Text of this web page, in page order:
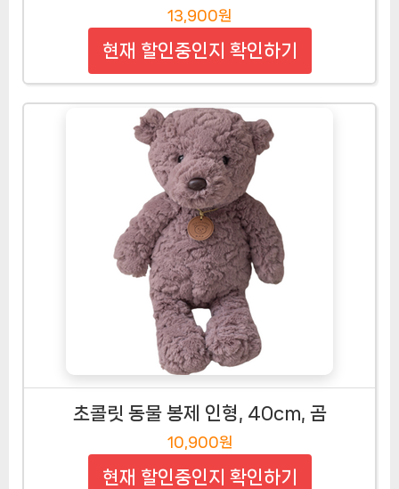
13,900원
현재 할인중인지 확인하기
초콜릿 동물 봉제 인형, 40cm, 곰
10,900원
현재 할인중인지 확인하기